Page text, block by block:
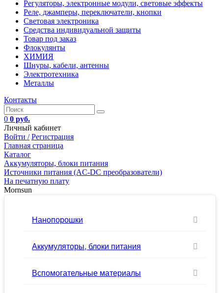
Регуляторы, электронные модули, световые эффекты
Реле, джамперы, переключатели, кнопки
Световая электроника
Средства индивидуальной защиты
Товар под заказ
Флокулянты
ХИМИЯ
Шнуры, кабели, антенны
Электротехника
Металлы
Контакты
0 0 руб.
Личный кабинет
Войти / Регистрация
Главная страница
Каталог
Аккумуляторы, блоки питания
Источники питания (AC-DC преобразователи)
На печатную плату
Mornsun
Нанопорошки
Аккумуляторы, блоки питания
Вспомогательные материалы